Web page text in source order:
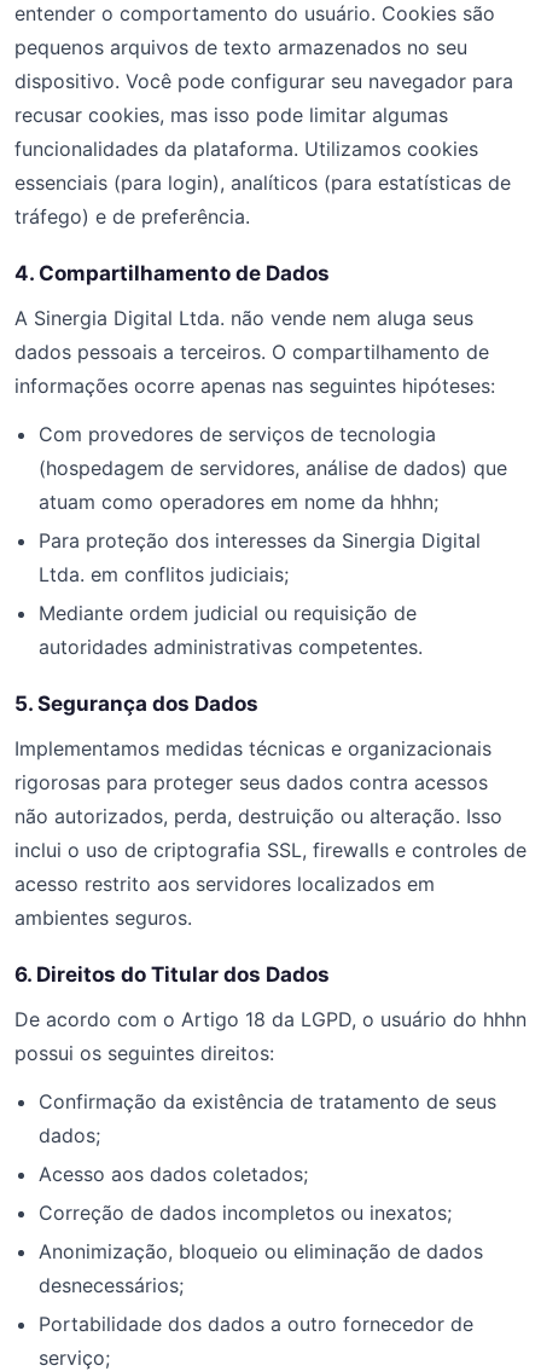
entender o comportamento do usuário. Cookies são
pequenos arquivos de texto armazenados no seu
dispositivo. Você pode configurar seu navegador para
recusar cookies, mas isso pode limitar algumas
funcionalidades da plataforma. Utilizamos cookies
essenciais (para login), analíticos (para estatísticas de
tráfego) e de preferência.
4. Compartilhamento de Dados
A Sinergia Digital Ltda. não vende nem aluga seus
dados pessoais a terceiros. O compartilhamento de
informações ocorre apenas nas seguintes hipóteses:
Com provedores de serviços de tecnologia
(hospedagem de servidores, análise de dados) que
atuam como operadores em nome da hhhn;
Para proteção dos interesses da Sinergia Digital
Ltda. em conflitos judiciais;
Mediante ordem judicial ou requisição de
autoridades administrativas competentes.
5. Segurança dos Dados
Implementamos medidas técnicas e organizacionais
rigorosas para proteger seus dados contra acessos
não autorizados, perda, destruição ou alteração. Isso
inclui o uso de criptografia SSL, firewalls e controles de
acesso restrito aos servidores localizados em
ambientes seguros.
6. Direitos do Titular dos Dados
De acordo com o Artigo 18 da LGPD, o usuário do hhhn
possui os seguintes direitos:
Confirmação da existência de tratamento de seus
dados;
Acesso aos dados coletados;
Correção de dados incompletos ou inexatos;
Anonimização, bloqueio ou eliminação de dados
desnecessários;
Portabilidade dos dados a outro fornecedor de
serviço;